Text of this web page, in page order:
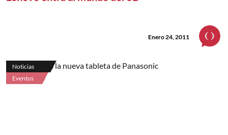
Enero 24, 2011
Noticias
Eventos